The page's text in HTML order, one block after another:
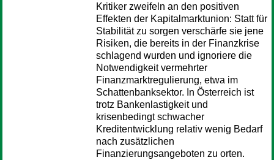
Kritiker zweifeln an den positiven
Effekten der Kapitalmarktunion: Statt für
Stabilität zu sorgen verschärfe sie jene
Risiken, die bereits in der Finanzkrise
schlagend wurden und ignoriere die
Notwendigkeit vermehrter
Finanzmarktregulierung, etwa im
Schattenbanksektor. In Österreich ist
trotz Bankenlastigkeit und
krisenbedingt schwacher
Kreditentwicklung relativ wenig Bedarf
nach zusätzlichen
Finanzierungsangeboten zu orten.